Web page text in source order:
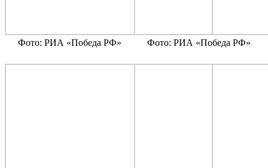
Фото: РИА «Победа РФ» Фото: РИА «Победа РФ»